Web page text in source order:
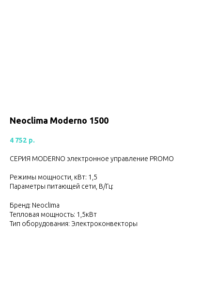
Neoclima Moderno 1500
4 752 р.
СЕРИЯ MODERNO электронное управление PROMO
Режимы мощности, кВт: 1,5
Параметры питающей сети, В/Гц:
Бренд: Neoclima
Тепловая мощность: 1,5кВт
Тип оборудования: Электроконвекторы